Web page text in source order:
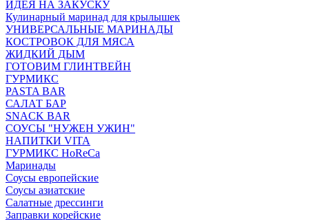
ИДЕЯ НА ЗАКУСКУ
Кулинарный маринад для крылышек
УНИВЕРСАЛЬНЫЕ МАРИНАДЫ
КОСТРОВОК ДЛЯ МЯСА
ЖИДКИЙ ДЫМ
ГОТОВИМ ГЛИНТВЕЙН
ГУРМИКС
PASTA BAR
САЛАТ БАР
SNACK BAR
СОУСЫ "НУЖЕН УЖИН"
НАПИТКИ VITA
ГУРМИКС HoReCa
Маринады
Соусы европейские
Соуcы азиатские
Салатные дрессинги
Заправки корейские